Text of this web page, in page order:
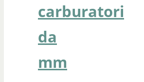
carburatori
da
mm